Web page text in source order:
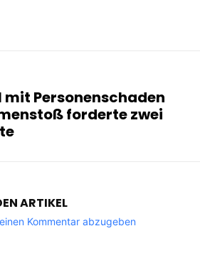
Personenschaden
forderte zwei
ARTIKEL
Kommentar abzugeben